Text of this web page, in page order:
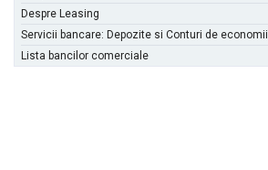
Despre Leasing
Servicii bancare: Depozite si Conturi de economii
Lista bancilor comerciale